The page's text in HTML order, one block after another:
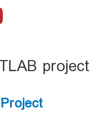
project